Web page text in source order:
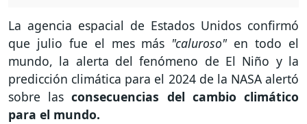
La agencia espacial de Estados Unidos confirmó
que julio fue el mes más "caluroso" en todo el
mundo, la alerta del fenómeno de El Niño y la
predicción climática para el 2024 de la NASA alertó
sobre lasconsecuencias del cambio climático
para el mundo.